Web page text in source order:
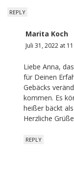
REPLY
Marita Koch
Juli 31, 2022 at
Liebe Anna,
für Deinen
Gebäcks
kommen. Es
heißer bäckt
Herzliche
REPLY